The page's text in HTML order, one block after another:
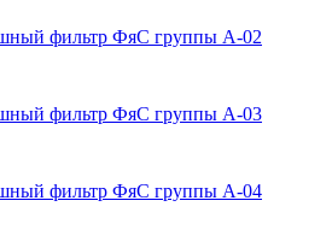
фильтр ФяС группы А-02
фильтр ФяС группы А-03
фильтр ФяС группы А-04